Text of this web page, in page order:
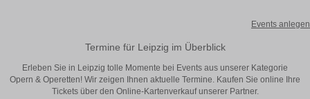
Events anlegen
Termine für Leipzig im Überblick
Erleben Sie in Leipzig tolle Momente bei Events aus unserer Kategorie
Opern & Operetten! Wir zeigen Ihnen aktuelle Termine. Kaufen Sie online Ihre
Tickets über den Online-Kartenverkauf unserer Partner.